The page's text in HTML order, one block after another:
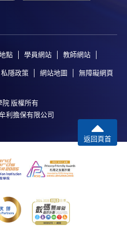
點 學員網站 教師網站
私隱政策 網站地圖 無障礙網頁
版權所有
利擔保有限公司
返回頁首